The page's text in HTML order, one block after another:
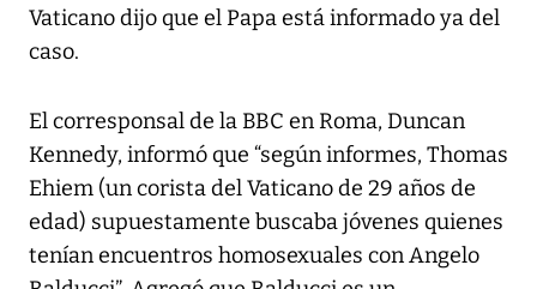
Vaticano dijo que el Papa está informado ya del
caso.
El corresponsal de la BBC en Roma, Duncan
Kennedy, informó que “según informes, Thomas
Ehiem (un corista del Vaticano de 29 años de
edad) supuestamente buscaba jóvenes quienes
tenían encuentros homosexuales con Angelo